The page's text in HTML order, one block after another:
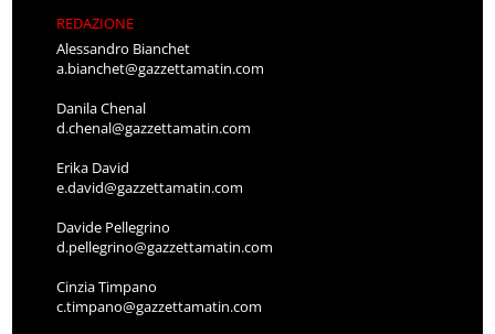
REDAZIONE
Alessandro Bianchet
a.bianchet@gazzettamatin.com
Danila Chenal
d.chenal@gazzettamatin.com
Erika David
e.david@gazzettamatin.com
Davide Pellegrino
d.pellegrino@gazzettamatin.com
Cinzia Timpano
c.timpano@gazzettamatin.com